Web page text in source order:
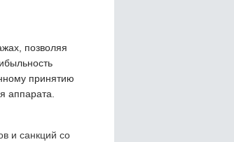
позволяя
принятию
аппарата.
и санкций со